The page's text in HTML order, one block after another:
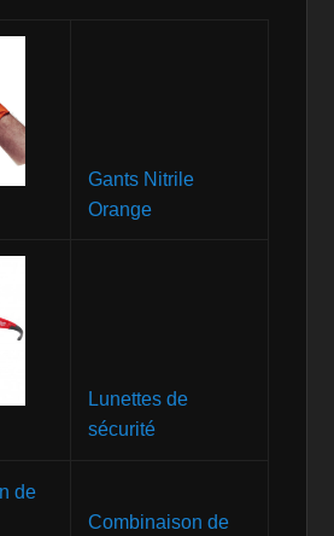
Gants Nitrile
Orange
Lunettes de
sécurité
Combinaison de